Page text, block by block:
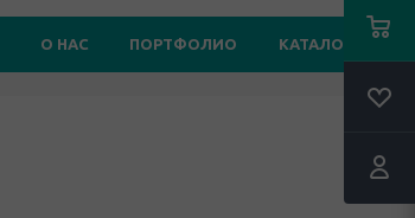
О НАС ПОРТФОЛИО КАТАЛОГИ